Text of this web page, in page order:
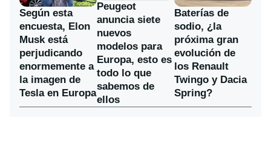
Según esta
encuesta, Elon
Musk está
perjudicando
enormemente a
la imagen de
Tesla en Europa
Peugeot
anuncia siete
nuevos
modelos para
Europa, esto es
todo lo que
sabemos de
ellos
Baterías de
sodio, ¿la
próxima gran
evolución de
los Renault
Twingo y Dacia
Spring?